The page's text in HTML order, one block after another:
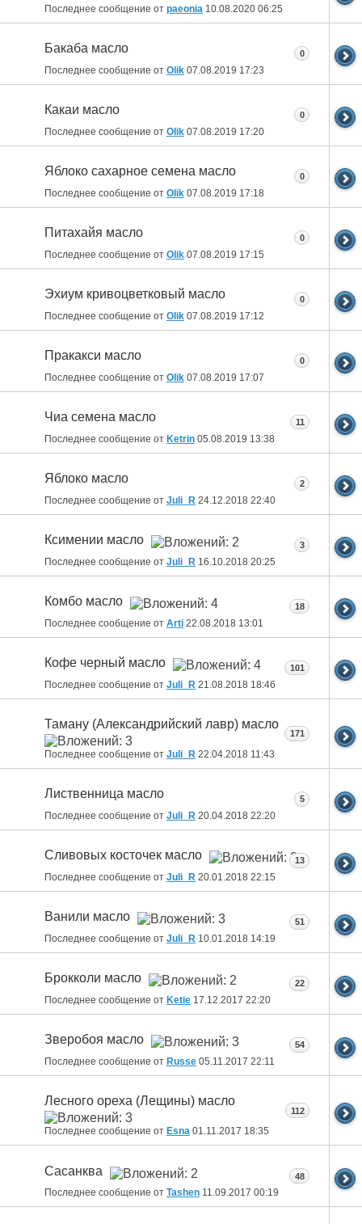
Последнее сообщение от paeonia 10.08.2020 06:25
Бакаба масло
Последнее сообщение от Olik 07.08.2019 17:23
0
Какаи масло
Последнее сообщение от Olik 07.08.2019 17:20
0
Яблоко сахарное семена масло
Последнее сообщение от Olik 07.08.2019 17:18
0
Питахайя масло
Последнее сообщение от Olik 07.08.2019 17:15
0
Эхиум кривоцветковый масло
Последнее сообщение от Olik 07.08.2019 17:12
0
Пракакси масло
Последнее сообщение от Olik 07.08.2019 17:07
0
Чиа семена масло
Последнее сообщение от Ketrin 05.08.2019 13:38
11
Яблоко масло
Последнее сообщение от Juli_R 24.12.2018 22:40
2
Ксимении масло
Последнее сообщение от Juli_R 16.10.2018 20:25
3
Комбо масло
Последнее сообщение от Arti 22.08.2018 13:01
18
Кофе черный масло
Последнее сообщение от Juli_R 21.08.2018 18:46
101
Таману (Александрийский лавр) масло
Последнее сообщение от Juli_R 22.04.2018 11:43
171
Лиственница масло
Последнее сообщение от Juli_R 20.04.2018 22:20
5
Сливовых косточек масло
Последнее сообщение от Juli_R 20.01.2018 22:15
13
Ванили масло
Последнее сообщение от Juli_R 10.01.2018 14:19
51
Брокколи масло
Последнее сообщение от Ketie 17.12.2017 22:20
22
Зверобоя масло
Последнее сообщение от Russe 05.11.2017 22:11
54
Лесного ореха (Лещины) масло
Последнее сообщение от Esna 01.11.2017 18:35
112
Сасанква
Последнее сообщение от Tashen 11.09.2017 00:19
48